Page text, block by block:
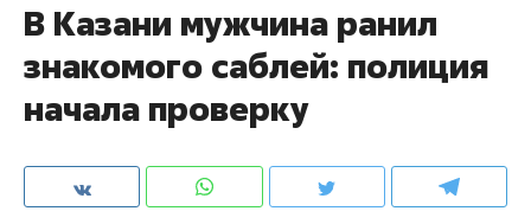
​В Казани мужчина ранил
знакомого саблей: полиция
начала проверку